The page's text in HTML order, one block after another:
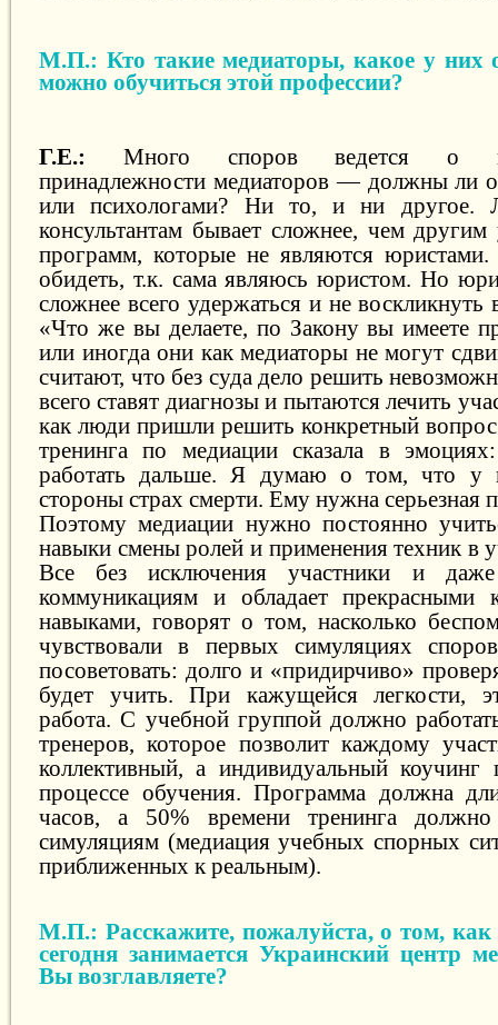
М.П.: Кто такие медиаторы, какое у них
можно обучиться этой профессии?
Г.Е.: Много споров ведется о
принадлежности медиаторов — должны ли
или психологами? Ни то, и ни другое.
консультантам бывает сложнее, чем
программ, которые не являются
обидеть, т.к. сама являюсь юристом. Но
сложнее всего удержаться и не воскликнуть
«Что же вы делаете, по Закону вы имеете
или иногда они как медиаторы не могут
считают, что без суда дело решить
всего ставят диагнозы и пытаются лечить
как люди пришли решить конкретный
тренинга по медиации сказала в
работать дальше. Я думаю о том, что у
стороны страх смерти. Ему нужна серьезная
Поэтому медиации нужно постоянно
навыки смены ролей и применения техник в
Все без исключения участники и
коммуникациям и обладает прекрасными
навыками, говорят о том, насколько
чувствовали в первых симуляциях
посоветовать: долго и «придирчиво»
будет учить. При кажущейся легкости,
работа. С учебной группой должно
тренеров, которое позволит каждому
коллективный, а индивидуальный
процессе обучения. Программа должна
часов, а 50% времени тренинга
симуляциям (медиация учебных спорных
приближенных к реальным).
М.П.: Расскажите, пожалуйста, о том,
сегодня занимается Украинский центр
Вы возглавляете?